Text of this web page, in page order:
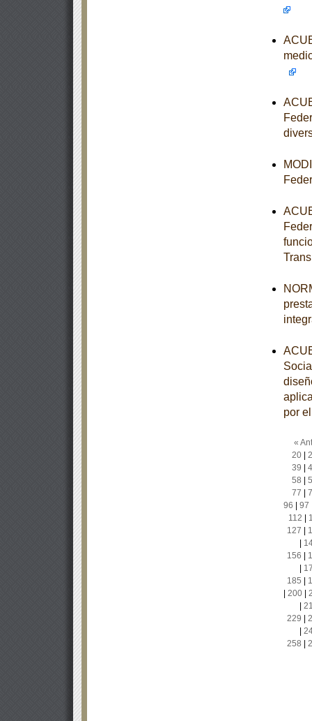
por
«
20|
39
58
77
96
97
112
127
156
185
200|
229
258